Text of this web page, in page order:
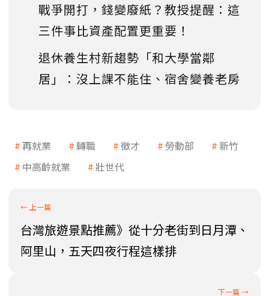
戰爭開打，錢變廢紙？教授提醒：這
三件事比資產配置更重要！
退休養生村新趨勢「和大學當鄰
居」：沒上課不能住、宿舍變養老房
再就業 轉職 徵才 勞動部
新竹
中高齡就業
壯世代
台灣旅遊景點推薦》從十分老街到日月潭、
阿里山，五天四夜行程這樣排